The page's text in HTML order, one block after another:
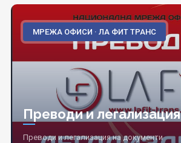
МРЕЖА ОФИСИ · ЛА ФИТ ТРАНС
Преводи и легализация
Преводи и легализация на документи